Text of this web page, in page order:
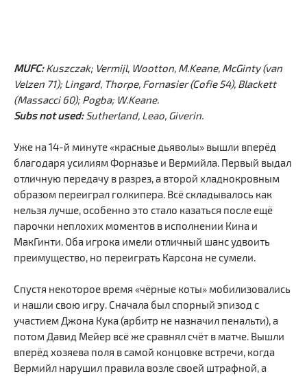
MUFC:Kuszczak; Vermijl, Wootton, M.Keane, McGinty (van
Velzen 71); Lingard, Thorpe, Fornasier (Cofie 54), Blackett
(Massacci 60); Pogba; W.Keane.
Subs not used:Sutherland, Leao, Giverin.
Уже на 14-й минуте «красные дьяволы» вышли вперёд
благодаря усилиям Форназье и Вермийла. Первый выдал
отличную передачу в разрез, а второй хладнокровным
образом переиграл голкипера. Всё складывалось как
нельзя лучше, особенно это стало казаться после ещё
парочки неплохих моментов в исполнении Кина и
МакГинти. Оба игрока имели отличный шанс удвоить
преимущество, но переиграть Карсона не сумели.
Спустя некоторое время «чёрные коты» мобилизовались
и нашли свою игру. Сначала был спорный эпизод с
участием Джона Кука (арбитр не назначил пенальти), а
потом Давид Мейер всё же сравнял счёт в матче. Вышли
вперёд хозяева поля в самой концовке встречи, когда
Вермийл нарушил правила возле своей штрафной, а